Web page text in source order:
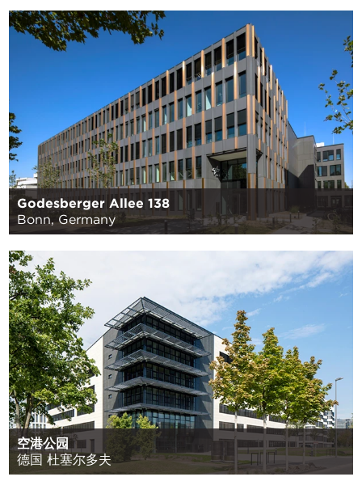
Godesberger Allee 138
Bonn, Germany
空港公园
德国 杜塞尔多夫